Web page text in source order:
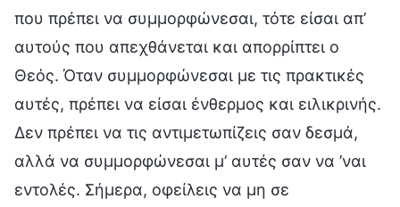
που πρέπει να συμμορφώνεσαι, τότε είσαι απ’
αυτούς που απεχθάνεται και απορρίπτει ο
Θεός. Όταν συμμορφώνεσαι με τις πρακτικές
αυτές, πρέπει να είσαι ένθερμος και ειλικρινής.
Δεν πρέπει να τις αντιμετωπίζεις σαν δεσμά,
αλλά να συμμορφώνεσαι μ’ αυτές σαν να ’ναι
εντολές. Σήμερα, οφείλεις να μη σε